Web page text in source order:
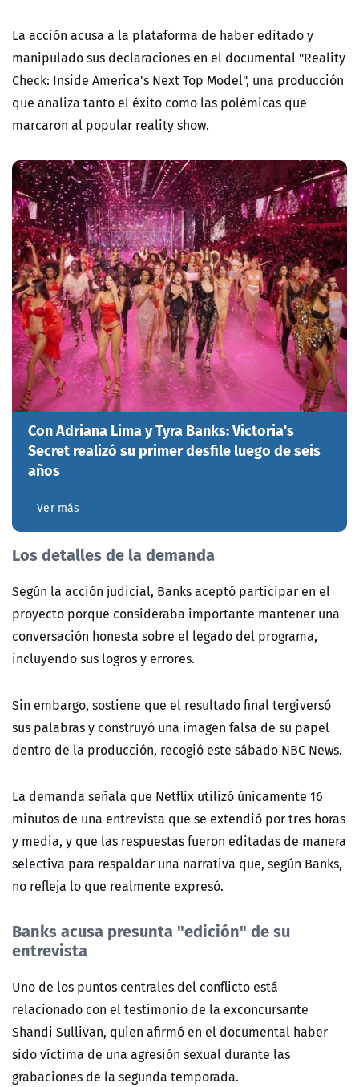
La acción acusa a la plataforma de haber editado y
manipulado sus declaraciones en el documental "Reality
Check: Inside America's Next Top Model", una producción
que analiza tanto el éxito como las polémicas que
marcaron al popular reality show.
Con Adriana Lima y Tyra Banks: Victoria's
Secret realizó su primer desfile luego de seis
años
Ver más
Los detalles de la demanda
Según la acción judicial, Banks aceptó participar en el
proyecto porque consideraba importante mantener una
conversación honesta sobre el legado del programa,
incluyendo sus logros y errores.
Sin embargo, sostiene que el resultado final tergiversó
sus palabras y construyó una imagen falsa de su papel
dentro de la producción, recogió este sábado NBC News.
La demanda señala que Netflix utilizó únicamente 16
minutos de una entrevista que se extendió por tres horas
y media, y que las respuestas fueron editadas de manera
selectiva para respaldar una narrativa que, según Banks,
no refleja lo que realmente expresó.
Banks acusa presunta "edición" de su
entrevista
Uno de los puntos centrales del conflicto está
relacionado con el testimonio de la exconcursante
Shandi Sullivan, quien afirmó en el documental haber
sido víctima de una agresión sexual durante las
grabaciones de la segunda temporada.